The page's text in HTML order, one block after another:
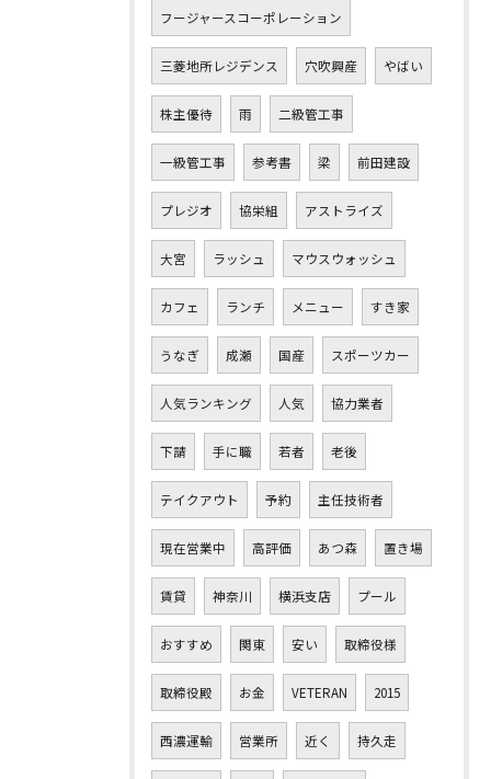
フージャースコーポレーション
三菱地所レジデンス 穴吹興産 やばい
株主優待 雨 二級管工事
一級管工事 参考書 梁 前田建設
プレジオ 協栄組 アストライズ
大宮 ラッシュ マウスウォッシュ
カフェ ランチ メニュー すき家
うなぎ 成瀬 国産 スポーツカー
人気ランキング 人気 協力業者
下請 手に職 若者 老後
テイクアウト 予約 主任技術者
現在営業中 高評価 あつ森 置き場
賃貸 神奈川 横浜支店 プール
おすすめ 関東 安い 取締役様
取締役殿 お金 VETERAN 2015
西濃運輸 営業所 近く 持久走